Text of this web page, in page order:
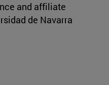
and affiliate
de Navarra